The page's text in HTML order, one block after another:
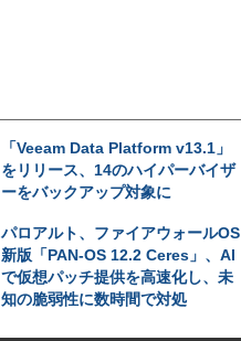
「Veeam Data Platform v13.1」
をリリース、14のハイパーバイザ
ーをバックアップ対象に
パロアルト、ファイアウォールOS
新版「PAN-OS 12.2 Ceres」、AI
で仮想パッチ提供を高速化し、未
知の脆弱性に数時間で対処